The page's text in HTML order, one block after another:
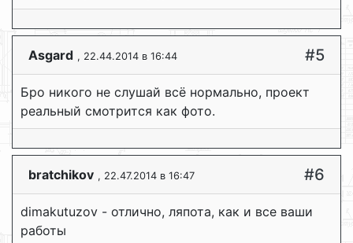
Asgard , 22.44.2014 в 16:44 #5
Бро никого не слушай всё нормально, проект
реальный смотрится как фото.
bratchikov , 22.47.2014 в 16:47 #6
dimakutuzov - отлично, ляпота, как и все ваши
работы